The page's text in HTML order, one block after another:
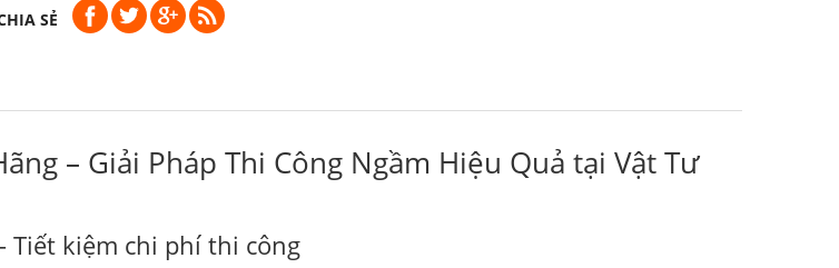
SẺ
– Giải Pháp Thi Công Ngầm Hiệu Quả tại Vật Tư
Tiết kiệm chi phí thi công